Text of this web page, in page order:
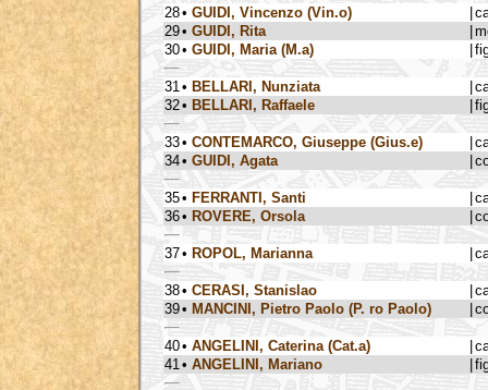
28• GUIDI, Vincenzo (Vin.o)
29• GUIDI, Rita
30• GUIDI, Maria (M.a)
31 • BELLARI, Nunziata
32• BELLARI, Raffaele
33• CONTEMARCO, Giuseppe (Gius.e)
34• GUIDI, Agata
35• FERRANTI, Santi
36• ROVERE, Orsola
37• ROPOL, Marianna
38• CERASI, Stanislao
39• MANCINI, Pietro Paolo (P. ro Paolo)
40• ANGELINI, Caterina (Cat.a)
41 • ANGELINI, Mariano